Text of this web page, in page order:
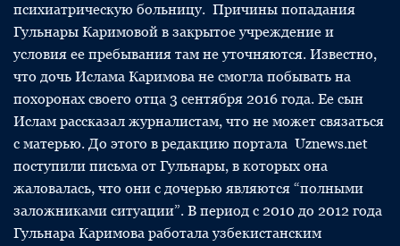
психиатрическую больницу. Причины попадания
Гульнары Каримовой в закрытое учреждение и
условия ее пребывания там не уточняются. Известно,
что дочь Ислама Каримова не смогла побывать на
похоронах своего отца 3 сентября 2016 года. Ее сын
Ислам рассказал журналистам, что не может связаться
с матерью. До этого в редакцию портала Uznews.net
поступили письма от Гульнары, в которых она
жаловалась, что они с дочерью являются “полными
заложниками ситуации”. В период с 2010 до 2012 года
Гульнара Каримова работала узбекистанским